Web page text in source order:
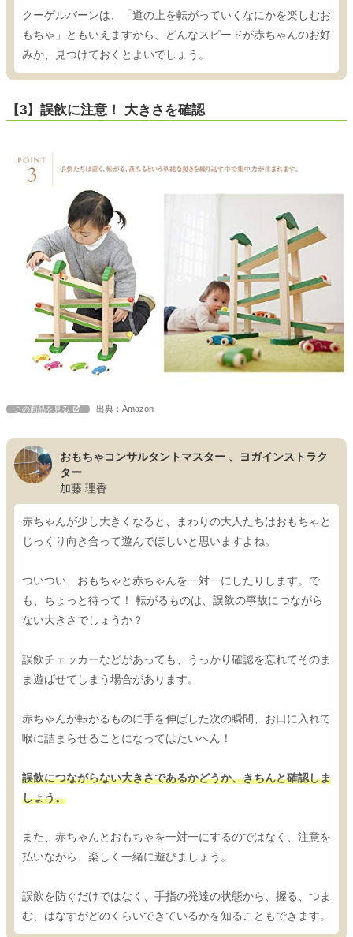
クーゲルバーンは、「道の上を転がっていくなにかを楽しむお
もちゃ」ともいえますから、どんなスピードが赤ちゃんのお好
みか、見つけておくとよいでしょう。
【3】誤飲に注意！ 大きさを確認
この商品を見る 出典：Amazon
おもちゃコンサルタントマスター 、ヨガインストラク
ター
加藤 理香
赤ちゃんが少し大きくなると、まわりの大人たちはおもちゃと
じっくり向き合って遊んでほしいと思いますよね。
ついつい、おもちゃと赤ちゃんを一対一にしたりします。で
も、ちょっと待って！ 転がるものは、誤飲の事故につながら
ない大きさでしょうか？
誤飲チェッカーなどがあっても、うっかり確認を忘れてそのま
ま遊ばせてしまう場合があります。
赤ちゃんが転がるものに手を伸ばした次の瞬間、お口に入れて
喉に詰まらせることになってはたいへん！
誤飲につながらない大きさであるかどうか、きちんと確認しま
しょう。
また、赤ちゃんとおもちゃを一対一にするのではなく、注意を
払いながら、楽しく一緒に遊びましょう。
誤飲を防ぐだけではなく、手指の発達の状態から、握る、つま
む、はなすがどのくらいできているかを知ることもできます。